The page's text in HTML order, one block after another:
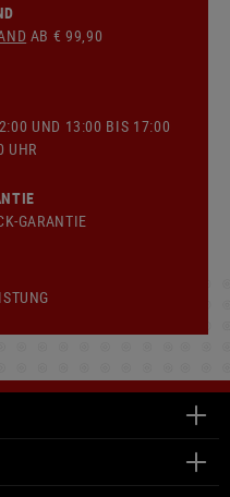
AB € 99,90
UND 13:00 BIS 17:00
UHR
GARANTIE